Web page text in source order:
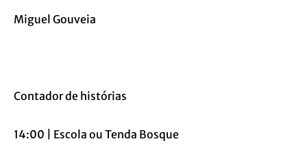
Miguel Gouveia
Contador de histórias
14:00 | Escola ou Tenda Bosque